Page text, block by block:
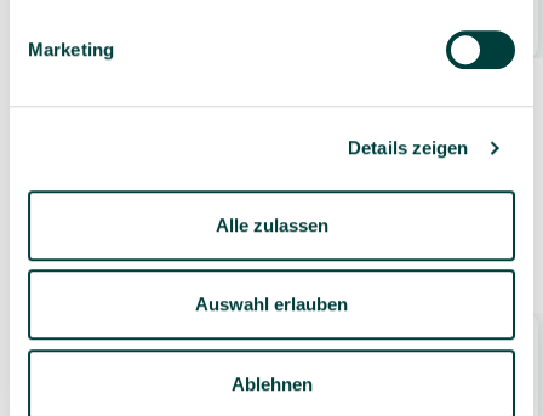
Marketing
Details zeigen
Alle zulassen
Auswahl erlauben
Ablehnen
Zubehör